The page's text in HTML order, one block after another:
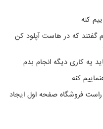
کنه
که در هاست آپلود کن
یه کاری دیگه انجام بدم
کنه
فروشگاه صفحه اول ایجاد